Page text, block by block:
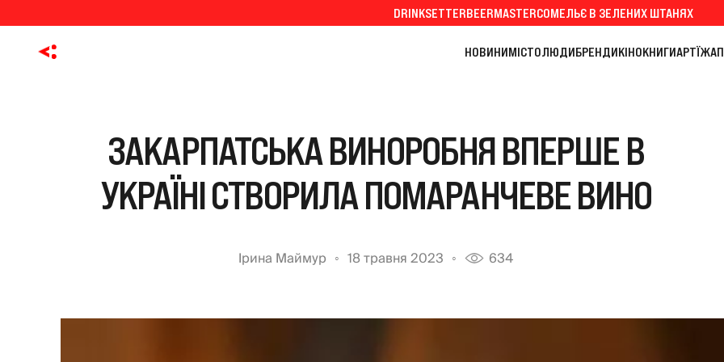
DRINKSETTERBEERMASTERСОМЕЛЬЄ В ЗЕЛЕНИХ ШТАНЯХ
НОВИНИМІСТОЛЮДИБРЕНДИКІНОКНИГИАРТЇЖА
ЗАКАРПАТСЬКА ВИНОРОБНЯ ВПЕРШЕ В
УКРАЇНІ СТВОРИЛА ПОМАРАНЧЕВЕ ВИНО
Ірина Маймур 18 травня 2023 634